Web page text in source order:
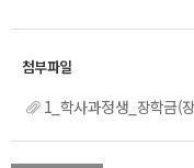
1_학사과정생_장학금(